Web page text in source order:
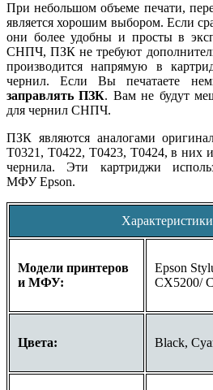
При небольшом объеме печати,
является хорошим выбором. Если
они более удобны и просты в
СНПЧ, ПЗК не требуют
производится напрямую в
чернил. Если Вы печатаете
заправлять ПЗК. Вам не будут
для чернил СНПЧ.
ПЗК являются аналогами
T0321, T0422, T0423, T0424, в них
чернила. Эти картриджи
МФУ Epson.
Модели принтеров
и МФУ:
Epson
CX5200/
Цвета: Black,